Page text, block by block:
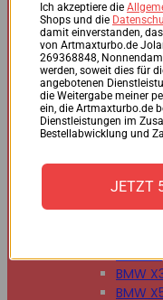
BMW
BMW
BMW
BMW
BMW
BMW
BMW
BMW
BMW
BMW
BMW X1
BMW
BMW
Ich akzeptiere die
Shops und die
damit einverstanden,
von Artmaxturbo.de
269368848,
werden, soweit dies für
angebotenen
die Weitergabe meiner
ein, die Artmaxturbo.de
Dienstleistungen im
Bestellabwicklung und
JETZT